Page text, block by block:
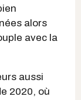
alors
avec la
aussi
2020, où